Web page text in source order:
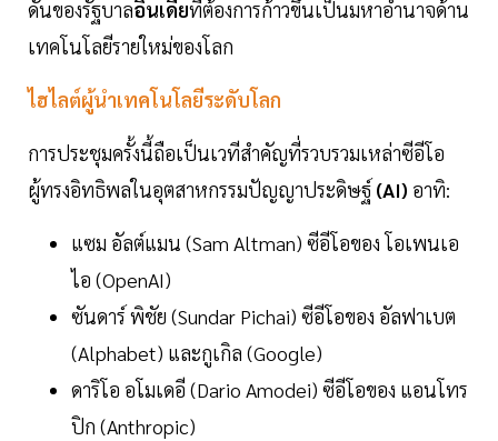
ดันของรัฐบาลอินเดียที่ต้องการก้าวขึ้นเป็นมหาอำนาจด้าน
เทคโนโลยีรายใหม่ของโลก
ไฮไลต์ผู้นำเทคโนโลยีระดับโลก
การประชุมครั้งนี้ถือเป็นเวทีสำคัญที่รวบรวมเหล่าซีอีโอ
ผู้ทรงอิทธิพลในอุตสาหกรรมปัญญาประดิษฐ์ (AI) อาทิ:
แซม อัลต์แมน (Sam Altman) ซีอีโอของ โอเพนเอ
ไอ (OpenAI)
ซันดาร์ พิชัย (Sundar Pichai) ซีอีโอของ อัลฟาเบต
(Alphabet) และกูเกิล (Google)
ดาริโอ อโมเดอี (Dario Amodei) ซีอีโอของ แอนโทร
ปิก (Anthropic)